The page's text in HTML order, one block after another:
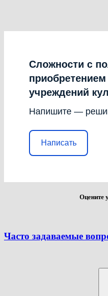
Сложности с
учреждений
Напишите —
Написать
Оцените
Часто задаваемые